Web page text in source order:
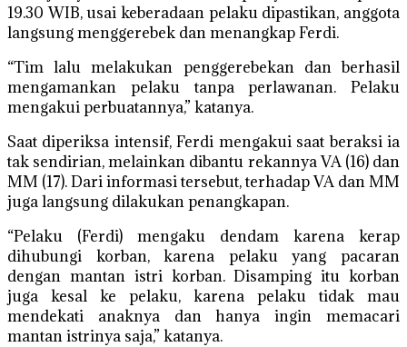
19.30 WIB, usai keberadaan pelaku dipastikan, anggota
langsung menggerebek dan menangkap Ferdi.
“Tim lalu melakukan penggerebekan dan berhasil
mengamankan pelaku tanpa perlawanan. Pelaku
mengakui perbuatannya,” katanya.
Saat diperiksa intensif, Ferdi mengakui saat beraksi ia
tak sendirian, melainkan dibantu rekannya VA (16) dan
MM (17). Dari informasi tersebut, terhadap VA dan MM
juga langsung dilakukan penangkapan.
“Pelaku (Ferdi) mengaku dendam karena kerap
dihubungi korban, karena pelaku yang pacaran
dengan mantan istri korban. Disamping itu korban
juga kesal ke pelaku, karena pelaku tidak mau
mendekati anaknya dan hanya ingin memacari
mantan istrinya saja,” katanya.